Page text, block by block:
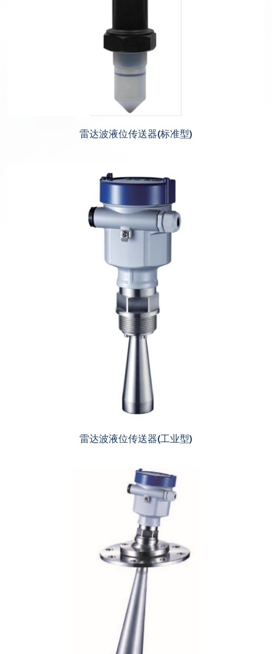
雷达波液位传送器(标准型)
雷达波液位传送器(工业型)